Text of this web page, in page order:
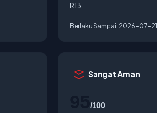
R13
Berlaku Sampai: 2026-07-21
Sangat Aman
/100